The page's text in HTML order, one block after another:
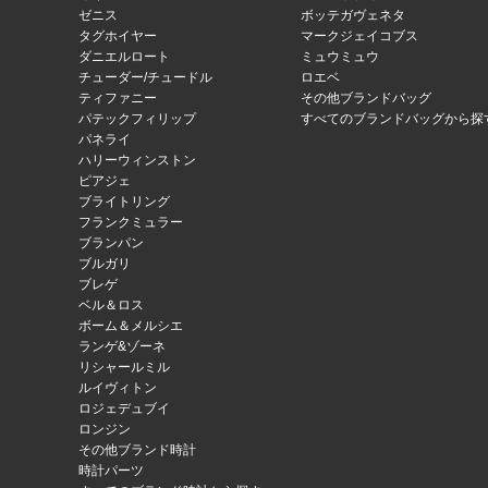
ゼニス
タグホイヤー
ダニエルロート
チューダー/チュードル
ティファニー
パテックフィリップ
パネライ
ハリーウィンストン
ピアジェ
ブライトリング
フランクミュラー
ブランパン
ブルガリ
ブレゲ
ベル＆ロス
ボーム＆メルシエ
ランゲ&ゾーネ
リシャールミル
ルイヴィトン
ロジェデュブイ
ロンジン
その他ブランド時計
時計パーツ
ボッテガヴェネタ
マークジェイコブス
ミュウミュウ
ロエベ
その他ブランドバッグ
すべてのブランドバッグから探